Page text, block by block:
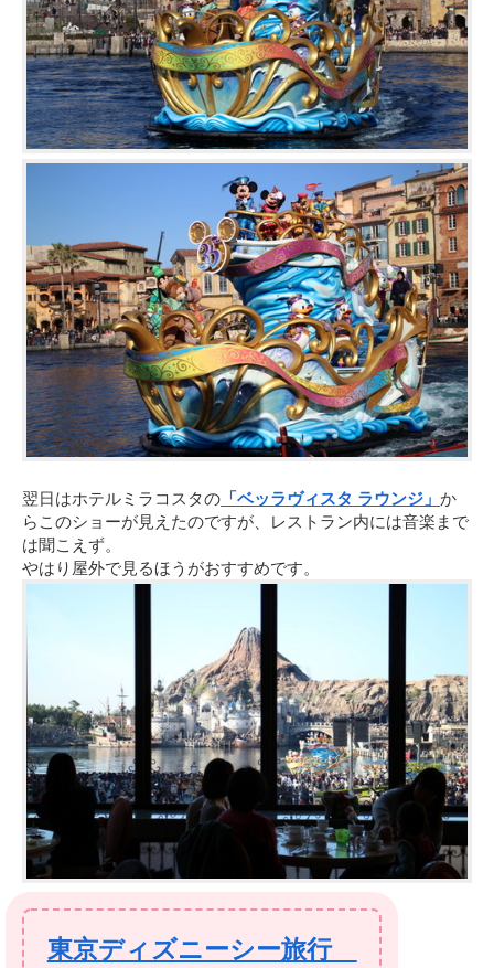
翌日はホテルミラコスタの 「ベッラヴィスタ ラウンジ」 か
らこのショーが見えたのですが、レストラン内には音楽まで
は聞こえず。
やはり屋外で見るほうがおすすめです。
東京ディズニーシー旅行